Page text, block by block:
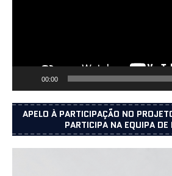
00:00
APELO À PARTICIPAÇÃO NO
PARTICIPA NA EQUIPA DE